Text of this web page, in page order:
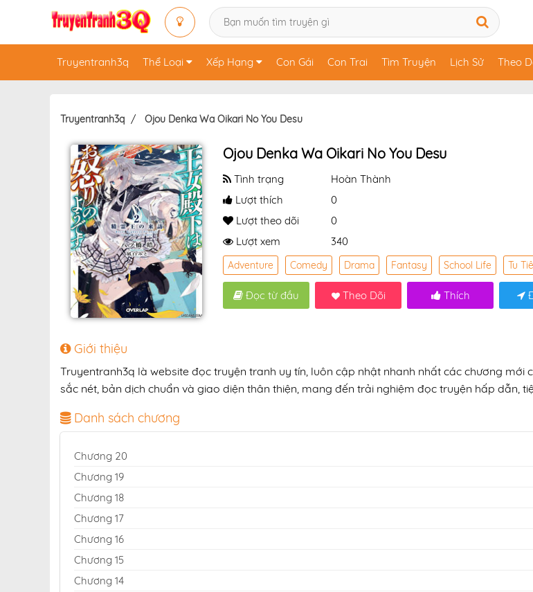
Truyentranh3q Thể Loại Xếp Hạng Con Gái Con Trai Tìm Truyện Lịch Sử Theo
Truyentranh3q Ojou Denka Wa Oikari No You Desu
Ojou Denka Wa Oikari No You Desu
Tình trạng
Hoàn Thành
Lượt thích
0
Lượt theo dõi
0
Lượt xem
340
Adventure Comedy Drama Fantasy School Life Tu
Đọc từ đầu Theo Dõi Thích
Giới thiệu
Truyentranh3q là website đọc truyện tranh uy tín, luôn cập nhật nhanh nhất các chương mới
sắc nét, bản dịch chuẩn và giao diện thân thiện, mang đến trải nghiệm đọc truyện hấp dẫn,
Danh sách chương
Chương 20
Chương 19
Chương 18
Chương 17
Chương 16
Chương 15
Chương 14